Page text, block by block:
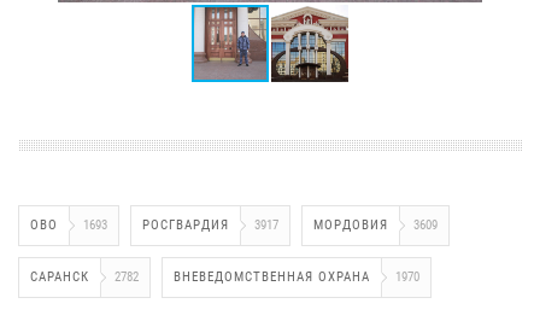
ОВО 1693 РОСГВАРДИЯ 3917 МОРДОВИЯ 3609
САРАНСК 2782 ВНЕВЕДОМСТВЕННАЯ ОХРАНА 1970